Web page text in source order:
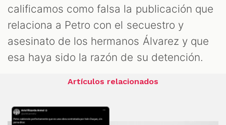
calificamos como falsa la publicación que
relaciona a Petro con el secuestro y
asesinato de los hermanos Álvarez y que
esa haya sido la razón de su detención.
Artículos relacionados